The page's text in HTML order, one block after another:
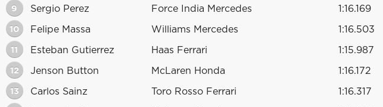
9 Sergio Perez Force India Mercedes 1:16.169
10 Felipe Massa Williams Mercedes 1:16.503
11 Esteban Gutierrez Haas Ferrari 1:15.987
12 Jenson Button McLaren Honda 1:16.172
13 Carlos Sainz Toro Rosso Ferrari 1:16.317